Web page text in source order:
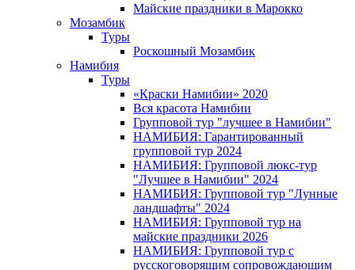
Майские праздники в Марокко
Мозамбик
Туры
Роскошный Мозамбик
Намибия
Туры
«Краски Намибии» 2020
Вся красота Намибии
Групповой тур "лучшее в Намибии"
НАМИБИЯ: Гарантированный
групповой тур 2024
НАМИБИЯ: Групповой люкс-тур
"Лучшее в Намибии" 2024
НАМИБИЯ: Групповой тур "Лунные
ландшафты" 2024
НАМИБИЯ: Групповой тур на
майские праздники 2026
НАМИБИЯ: Групповой тур с
русскоговорящим сопровождающим